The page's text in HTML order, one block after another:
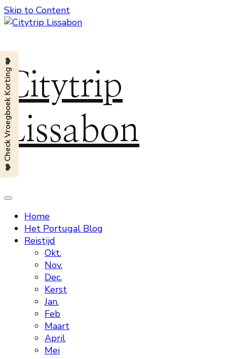
Skip to Content
Citytrip
Lissabon
Home
Het Portugal Blog
Reistijd
Okt.
Nov.
Dec.
Kerst
Jan.
Feb
Maart
April
Mei
❤️ Check Vroegboek Korting ❤️